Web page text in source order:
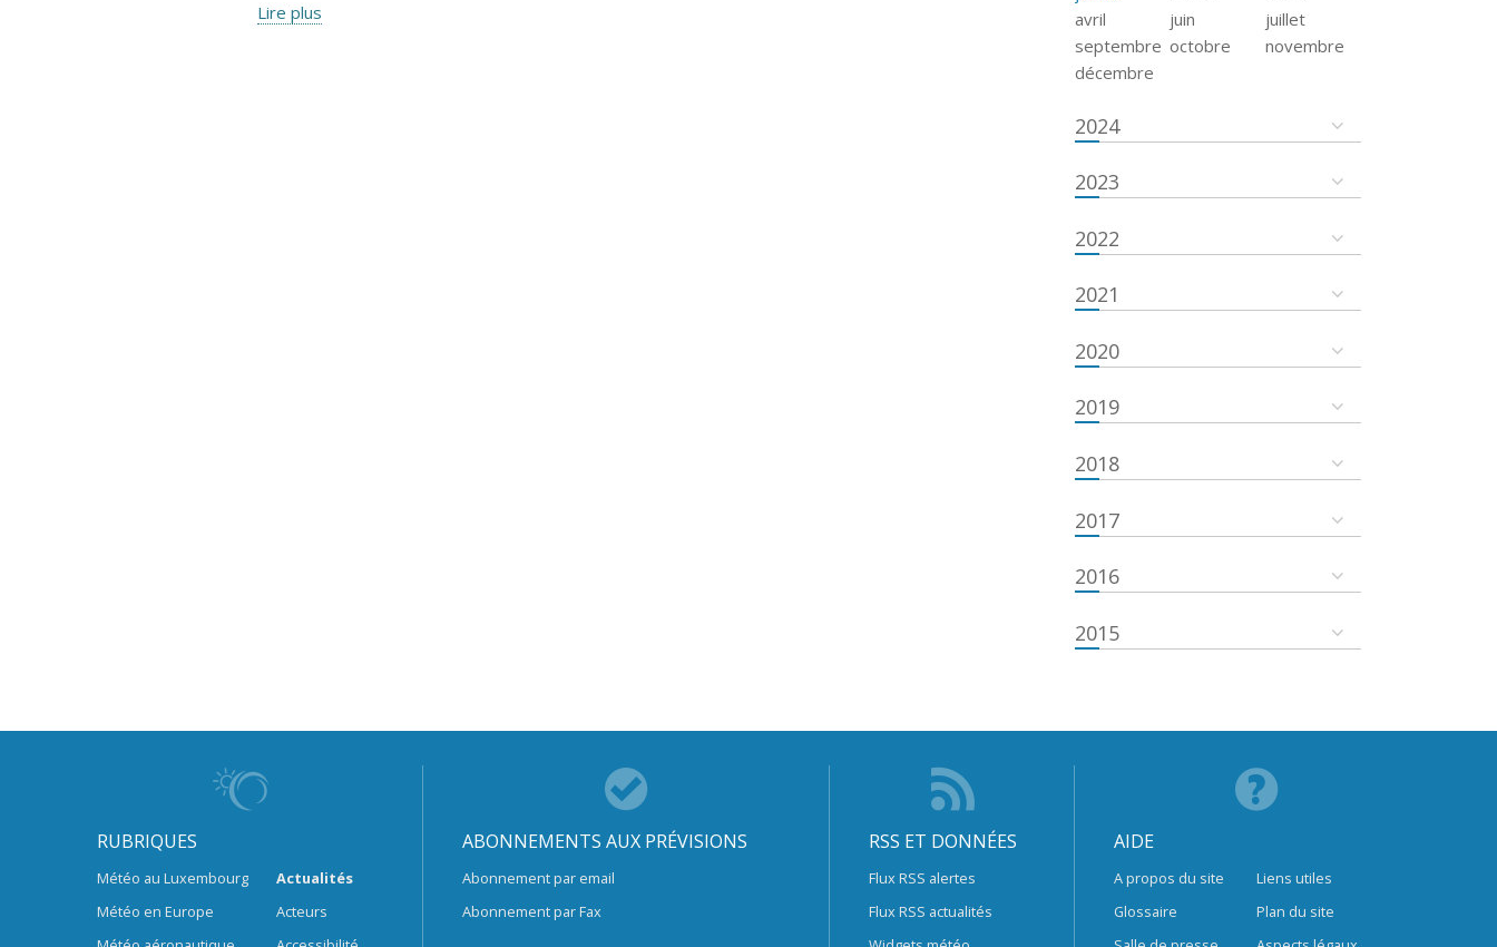
Lire plus
avril
juin
juillet
septembre octobre
novembre
décembre
2024
2023
2022
2021
2020
2019
2018
2017
2016
2015
RUBRIQUES
Météo au Luxembourg
Météo en Europe
Actualités
Acteurs
ABONNEMENTS AUX PRÉVISIONS
Abonnement par email
Abonnement par Fax
RSS ET DONNÉES
Flux RSS alertes
Flux RSS actualités
AIDE
A propos du site
Glossaire
Liens utiles
Plan du site